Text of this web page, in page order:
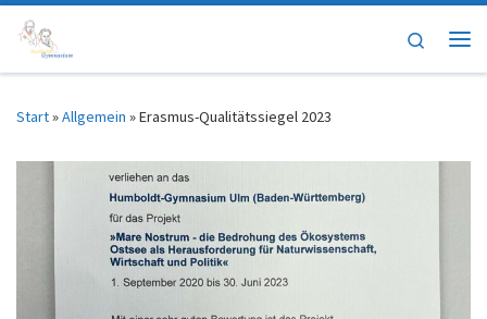
Zum Inhalt springen
Search
Start»Allgemein »Erasmus-Qualitätssiegel 2023